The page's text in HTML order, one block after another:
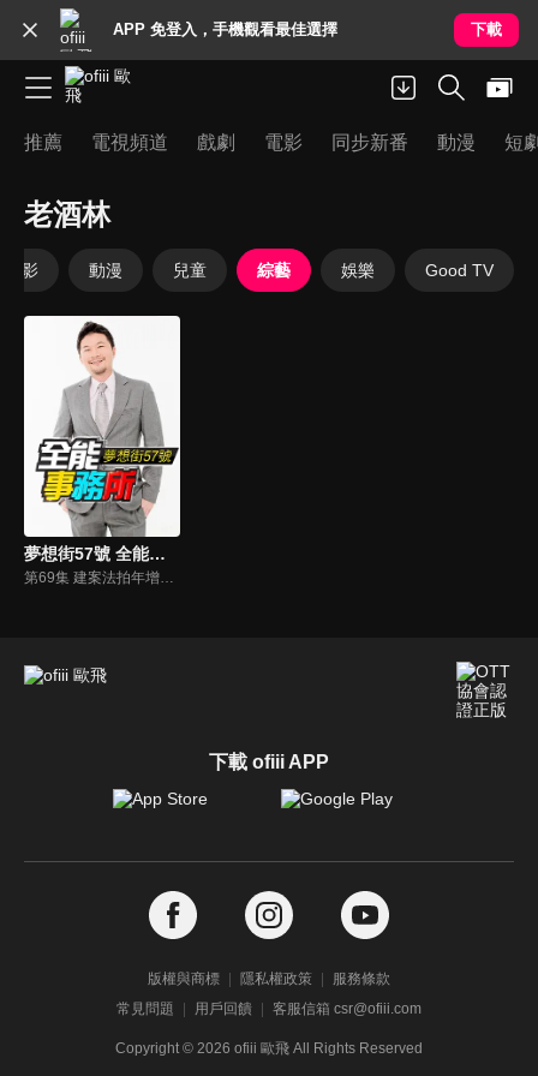
APP 免登入，手機觀看最佳選擇 下載
推薦 電視頻道 戲劇 電影 同步新番 動漫 短
老酒林
電影 動漫 兒童 綜藝 娛樂 Good TV
夢想街57號 全能事務所
第69集 建案法拍年增1.85倍！ 體弱建商「落跑潮」才開始？
下載 ofiii APP
版權與商標 隱私權政策
服務條款
常見問題
用戶回饋 客服信箱 csr@ofiii.com
Copyright © 2026 ofiii 歐飛 All Rights Reserved